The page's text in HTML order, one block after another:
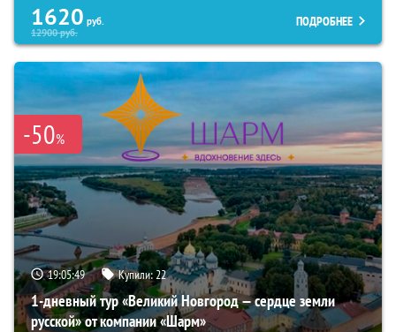
1620 руб.
12900руб.
ПОДРОБНЕЕ
-50%
19:05:48 Купили:22
1-дневный тур «Великий Новгород — сердце земли
русской» от компании «Шарм»